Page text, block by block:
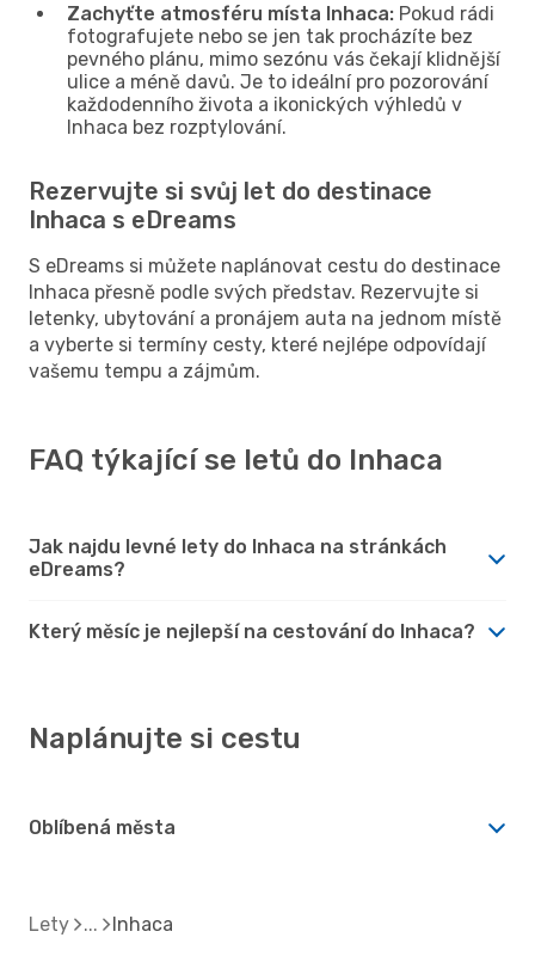
Zachyťte atmosféru místa Inhaca: Pokud rádi
fotografujete nebo se jen tak procházíte bez
pevného plánu, mimo sezónu vás čekají klidnější
ulice a méně davů. Je to ideální pro pozorování
každodenního života a ikonických výhledů v
Inhaca bez rozptylování.
Rezervujte si svůj let do destinace
Inhaca s eDreams
S eDreams si můžete naplánovat cestu do destinace
Inhaca přesně podle svých představ. Rezervujte si
letenky, ubytování a pronájem auta na jednom místě
a vyberte si termíny cesty, které nejlépe odpovídají
vašemu tempu a zájmům.
FAQ týkající se letů do Inhaca
Jak najdu levné lety do Inhaca na stránkách
eDreams?
Který měsíc je nejlepší na cestování do Inhaca?
Naplánujte si cestu
Oblíbená města
Lety Inhaca